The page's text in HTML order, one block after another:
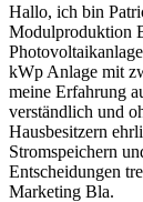
Hallo, ich bin
Modulproduktion
kWp Anlage mit
meine Erfahrung
verständlich und
Hausbesitzern
Stromspeichern
Entscheidungen
Marketing Bla.